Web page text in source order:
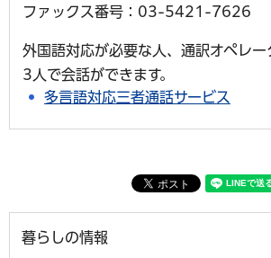
ファックス番号：03-5421-7626
外国語対応が必要な人、通訳オペレー
3人で会話ができます。
多言語対応三者通話サービス
暮らしの情報